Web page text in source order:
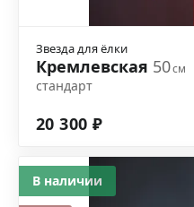
Звезда для ёлки
Кремлевская 50см
стандарт
20 300 ₽
В наличии